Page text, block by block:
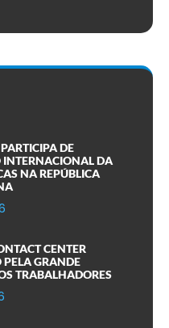
DE
INTERNACIONAL DA
NA REPÚBLICA
CENTER
GRANDE
TRABALHADORES